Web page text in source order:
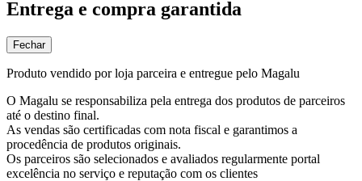
Entrega e compra garantida
Fechar
Produto vendido por loja parceira e entregue pelo Magalu
O Magalu se responsabiliza pela entrega dos produtos de parceiros
até o destino final.
As vendas são certificadas com nota fiscal e garantimos a
procedência de produtos originais.
Os parceiros são selecionados e avaliados regularmente portal
excelência no serviço e reputação com os clientes